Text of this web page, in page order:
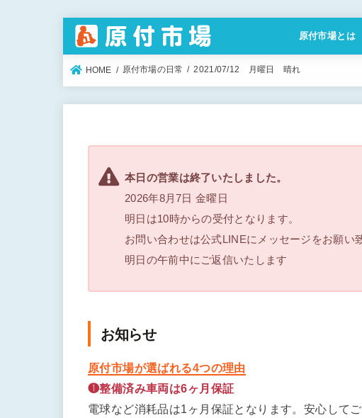
原付市場とは
特定商取引法に
HOME 原付市場の日常 2021/07/12 月曜日 晴れ
本日の営業は終了いたしました。
2026年8月7日 金曜日
明日は10時からの受付となります。
お問い合わせは公式LINEにメッセージをお願い
明日の午前中にご返信いたします
お知らせ
原付市場が選ばれる4つの理由
❶整備済み車両は6ヶ月保証
電球など消耗品は1ヶ月保証となります。安心して